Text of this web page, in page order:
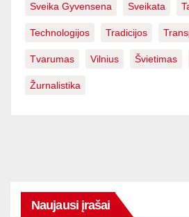
Sveika Gyvensena Sveikata
Technologijos Tradicijos
Tvarumas Vilnius Švietimas
Žurnalistika
Naujausi įrašai